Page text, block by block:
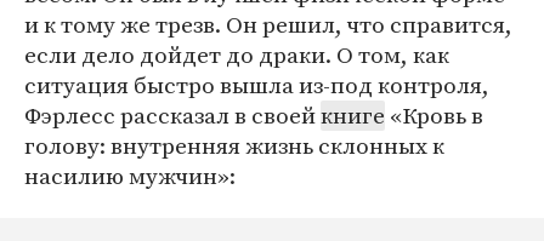
и к тому же трезв. Он решил, что справится,
если дело дойдет до драки. О том, как
ситуация быстро вышла из-под контроля,
Фэрлесс рассказал в своейкниге «Кровь в
голову: внутренняя жизнь склонных к
насилию мужчин»: